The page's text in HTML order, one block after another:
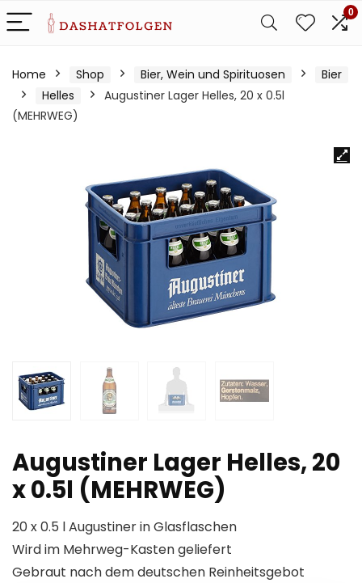
0
Home Shop Bier, Wein und Spirituosen
Bier
Helles
Augustiner Lager Helles, 20 x 0.5l
(MEHRWEG)
Augustiner Lager Helles, 20
x 0.5l (MEHRWEG)
20 x 0.5 l Augustiner in Glasflaschen
Wird im Mehrweg-Kasten geliefert
Gebraut nach dem deutschen Reinheitsgebot